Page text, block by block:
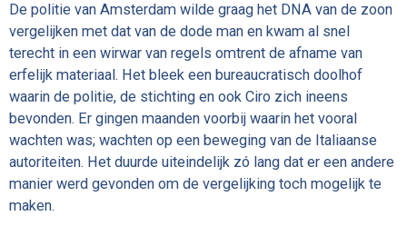
De politie van Amsterdam wilde graag het DNA van de zoon
vergelijken met dat van de dode man en kwam al snel
terecht in een wirwar van regels omtrent de afname van
erfelijk materiaal. Het bleek een bureaucratisch doolhof
waarin de politie, de stichting en ook Ciro zich ineens
bevonden. Er gingen maanden voorbij waarin het vooral
wachten was; wachten op een beweging van de Italiaanse
autoriteiten. Het duurde uiteindelijk zó lang dat er een andere
manier werd gevonden om de vergelijking toch mogelijk te
maken.